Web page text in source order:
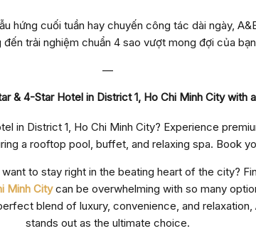
hứng cuối tuần hay chuyến công tác dài ngày,
đến trải nghiệm chuẩn 4 sao vượt mong đợi của
—
& 4-Star Hotel in District 1, Ho Chi Minh City with
in District 1, Ho Chi Minh City? Experience
a rooftop pool, buffet, and relaxing spa. Book
to stay right in the beating heart of the city?
Minh Citycan be overwhelming with so many
blend of luxury, convenience, and relaxation,
stands out as the ultimate choice.